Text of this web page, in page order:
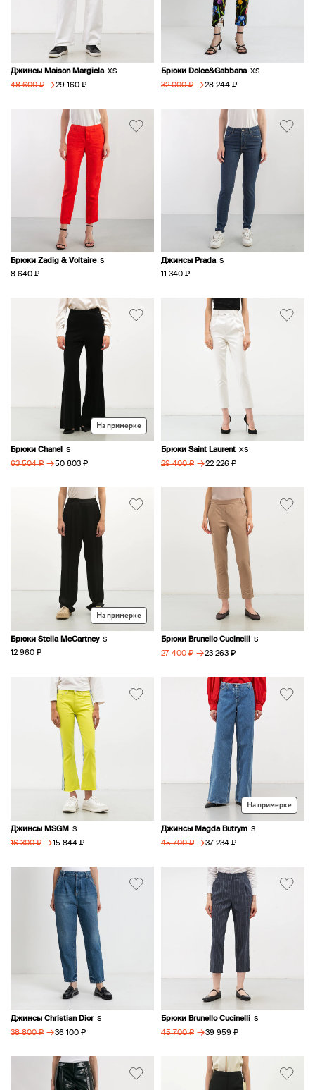
Джинсы Maison Margiela XS
48 600 ₽ → 29 160 ₽
Брюки Dolce&Gabbana XS
32 000 ₽ → 28 244 ₽
Брюки Zadig & Voltaire S
8 640 ₽
Джинсы Prada S
11 340 ₽
На примерке
Брюки Chanel S
63 504 ₽ → 50 803 ₽
Брюки Saint Laurent XS
29 400 ₽ → 22 226 ₽
На примерке
Брюки Stella McCartney S
12 960 ₽
Брюки Brunello Cucinelli S
27 400 ₽ → 23 263 ₽
Джинсы MSGM S
16 300 ₽ → 15 844 ₽
На примерке
Джинсы Magda Butrym S
45 700 ₽ → 37 234 ₽
Джинсы Christian Dior S
38 800 ₽ → 36 100 ₽
Брюки Brunello Cucinelli S
45 700 ₽ → 39 959 ₽